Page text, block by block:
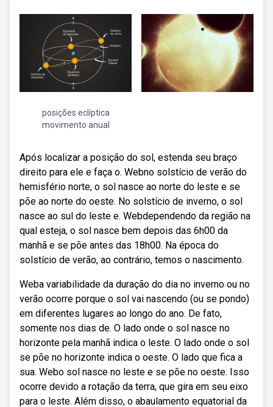
posições eclíptica
movimento anual
Após localizar a posição do sol, estenda seu braço
direito para ele e faça o. Webno solstício de verão do
hemisfério norte, o sol nasce ao norte do leste e se
põe ao norte do oeste. No solstício de inverno, o sol
nasce ao sul do leste e. Webdependendo da região na
qual esteja, o sol nasce bem depois das 6h00 da
manhã e se põe antes das 18h00. Na época do
solstício de verão, ao contrário, temos o nascimento.
Weba variabilidade da duração do dia no inverno ou no
verão ocorre porque o sol vai nascendo (ou se pondo)
em diferentes lugares ao longo do ano. De fato,
somente nos dias de. O lado onde o sol nasce no
horizonte pela manhã indica o leste. O lado onde o sol
se põe no horizonte indica o oeste. O lado que fica a
sua. Webo sol nasce no leste e se põe no oeste. Isso
ocorre devido a rotação da terra, que gira em seu eixo
para o leste. Além disso, o abaulamento equatorial da